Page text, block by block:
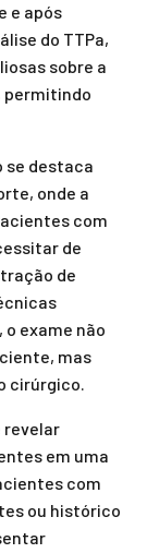
e após
do TTPa,
sobre a
permitindo
se destaca
onde a
com
de
de
exame não
mas
cirúrgico.
revelar
em uma
com
ou histórico